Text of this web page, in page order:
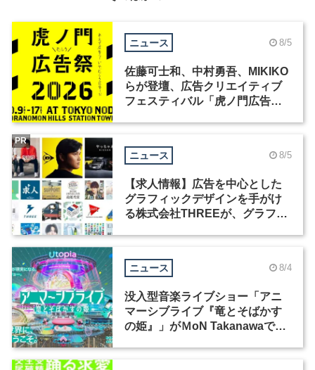
ニュース 8/5
佐藤可士和、中村勇吾、MIKIKO
らが登壇、広告クリエイティブ
フェスティバル「虎ノ門広告
ニュース 8/5
【求人情報】広告を中心とした
グラフィックデザインを手がけ
る株式会社THREEが、グラフィ
PR
ニュース 8/4
没入型音楽ライブショー「アニ
マーシブライブ『竜とそばかす
の姫』」がＭoN Takanawaで開